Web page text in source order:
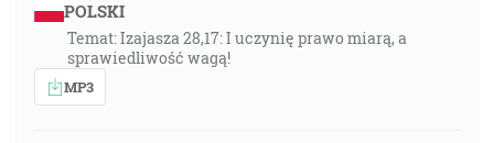
POLSKI
Temat: Izajasza 28,17: I uczynię prawo miarą, a
sprawiedliwość wagą!
MP3